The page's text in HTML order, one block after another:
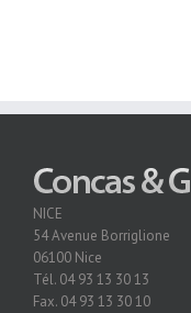
NICE
54 Avenue Borriglione
06100 Nice
Tél. 04 93 13 30 13
Fax. 04 93 13 30 10